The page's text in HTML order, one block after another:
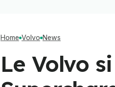
Home Volvo News
Le Volvo